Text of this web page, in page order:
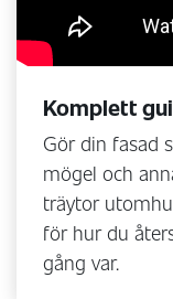
Komplett
Gör din fasad
mögel och
träytor
för hur du
gång var.